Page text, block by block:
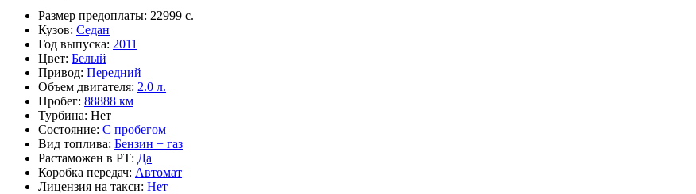
Размер предоплаты: 22999 c.
Кузов: Седан
Год выпуска: 2011
Цвет: Белый
Привод: Передний
Объем двигателя: 2.0 л.
Пробег: 88888 км
Турбина: Нет
Состояние: С пробегом
Вид топлива: Бензин + газ
Растаможен в РТ: Да
Коробка передач: Автомат
Лицензия на такси: Нет